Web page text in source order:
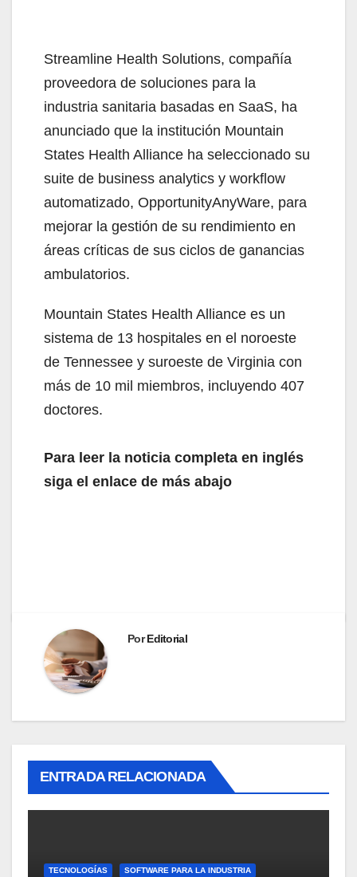
Streamline Health Solutions, compañía
proveedora de soluciones para la
industria sanitaria basadas en SaaS, ha
anunciado que la institución Mountain
States Health Alliance ha seleccionado su
suite de business analytics y workflow
automatizado, OpportunityAnyWare, para
mejorar la gestión de su rendimiento en
áreas críticas de sus ciclos de ganancias
ambulatorios.
Mountain States Health Alliance es un
sistema de 13 hospitales en el noroeste
de Tennessee y suroeste de Virginia con
más de 10 mil miembros, incluyendo 407
doctores.
Para leer la noticia completa en inglés
siga el enlace de más abajo
PorEditorial
ENTRADA RELACIONADA
TECNOLOGÍAS SOFTWARE PARA LA INDUSTRIA